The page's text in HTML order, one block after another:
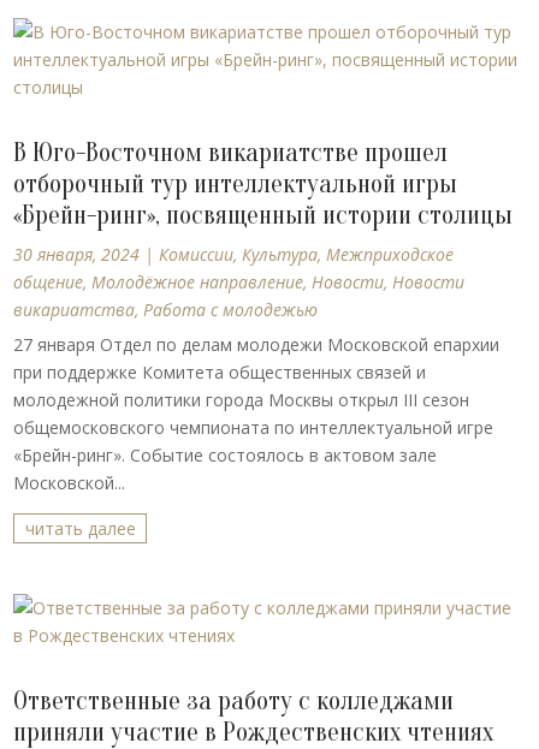
В Юго-Восточном викариатстве прошел
отборочный тур интеллектуальной игры
«Брейн-ринг», посвященный истории столицы
30 января, 2024 |Комиссии,Культура,Межприходское
общение,Молодёжное направление,Новости,Новости
викариатства,Работа с молодежью
27 января Отдел по делам молодежи Московской епархии
при поддержке Комитета общественных связей и
молодежной политики города Москвы открыл III сезон
общемосковского чемпионата по интеллектуальной игре
«Брейн-ринг». Событие состоялось в актовом зале
Московской...
читать далее
Ответственные за работу с колледжами
приняли участие в Рождественских чтениях